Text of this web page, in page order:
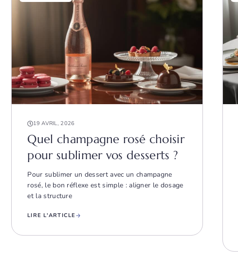
19 AVRIL, 2026
Quel champagne rosé choisir
pour sublimer vos desserts ?
Pour sublimer un dessert avec un champagne
rosé, le bon réflexe est simple : aligner le dosage
et la structure
LIRE L'ARTICLE